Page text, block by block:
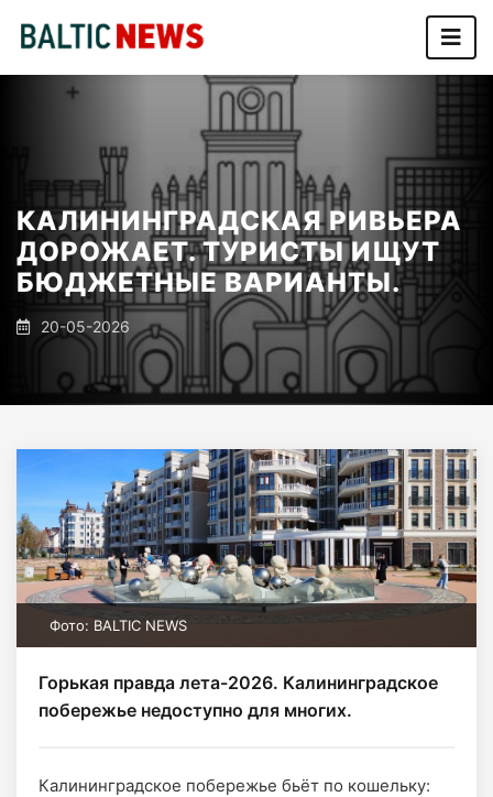
КАЛИНИНГРАДСКАЯ РИВЬЕРА
ДОРОЖАЕТ. ТУРИСТЫ ИЩУТ
БЮДЖЕТНЫЕ ВАРИАНТЫ.
20-05-2026
Фото: BALTIC NEWS
Горькая правда лета-2026. Калининградское
побережье недоступно для многих.
Калининградское побережье бьёт по кошельку: